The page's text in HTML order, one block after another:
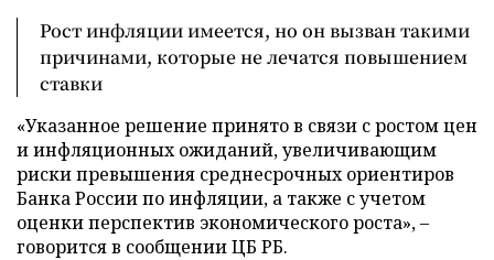
Рост инфляции имеется, но он вызван такими
причинами, которые не лечатся повышением
ставки
«Указанное решение принято в связи с ростом цен
и инфляционных ожиданий, увеличивающим
риски превышения среднесрочных ориентиров
Банка России по инфляции, а также с учетом
оценки перспектив экономического роста», –
говорится в сообщении ЦБ РБ.